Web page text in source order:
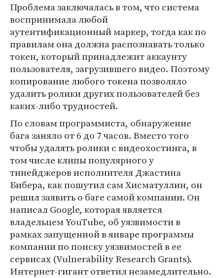
Проблема заключалась в том, что система
воспринимала любой
аутентификационный маркер, тогда как по
правилам она должна распознавать только
токен, который принадлежит аккаунту
пользователя, загрузившего видео. Поэтому
копирование любого токена позволяло
удалить ролики других пользователей без
каких-либо трудностей.
По словам программиста, обнаружение
бага заняло от 6 до 7 часов. Вместо того
чтобы удалять ролики с видеохостинга, в
том числе клипы популярного у
тинейджеров исполнителя Джастина
Бибера, как пошутил сам Хисматуллин, он
решил заявить о баге самой компании. Он
написал Google, которая является
владельцем YouTube, об уязвимости в
рамках запущенной в январе программы
компании по поиску уязвимостей в ее
сервисах (Vulnerability Research Grants).
Интернет-гигант ответил незамедлительно.